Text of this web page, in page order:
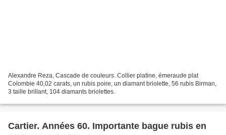
Alexandre Reza, Cascade de couleurs. Collier platine, émeraude plat
Colombie 40,02 carats, un rubis poire, un diamant briolette, 56 rubis Birman,
3 taille brillant, 104 diamants briolettes.
Cartier. Années 60. Importante bague rubis en